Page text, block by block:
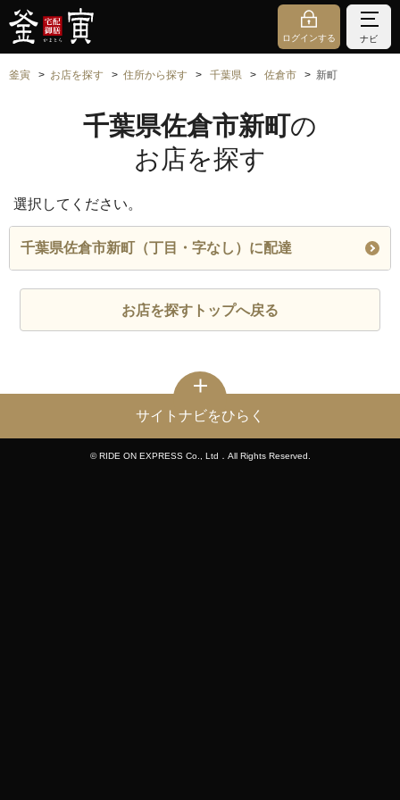
ログインする ナビ
釜寅 お店を探す 住所から探す 千葉県 佐倉市 新町
千葉県佐倉市新町の
お店を探す
選択してください。
千葉県佐倉市新町（丁目・字なし）に配達
お店を探すトップへ戻る
サイトナビをひらく
© RIDE ON EXPRESS Co., Ltd．All Rights Reserved.